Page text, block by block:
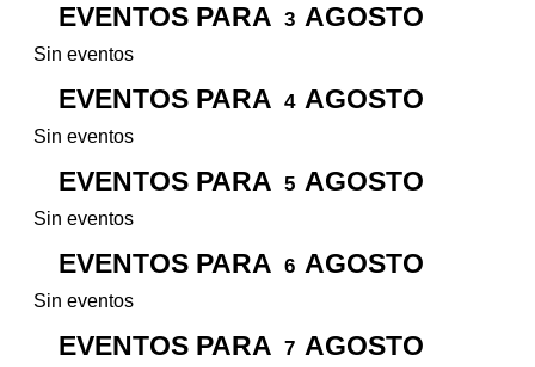
EVENTOS PARA 3 AGOSTO
Sin eventos
EVENTOS PARA 4 AGOSTO
Sin eventos
EVENTOS PARA 5 AGOSTO
Sin eventos
EVENTOS PARA 6 AGOSTO
Sin eventos
EVENTOS PARA 7 AGOSTO